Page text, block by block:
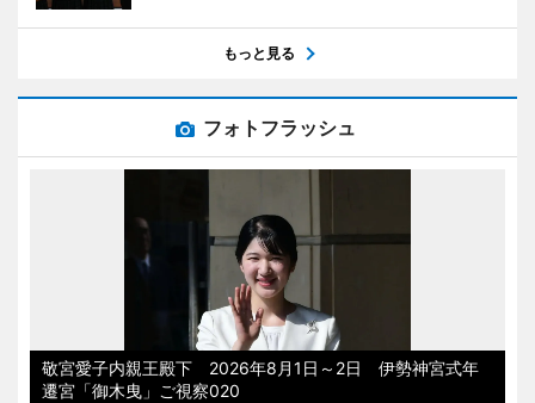
もっと見る
フォトフラッシュ
敬宮愛子内親王殿下 2026年8月1日～2日 伊勢神宮式年
遷宮「御木曳」ご視察020